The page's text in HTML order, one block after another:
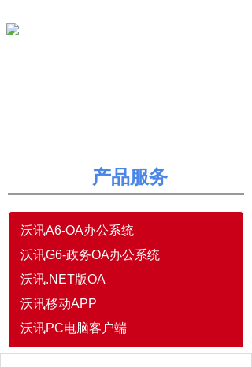
产品服务
沃讯A6-OA办公系统
沃讯G6-政务OA办公系统
沃讯.NET版OA
沃讯移动APP
沃讯PC电脑客户端